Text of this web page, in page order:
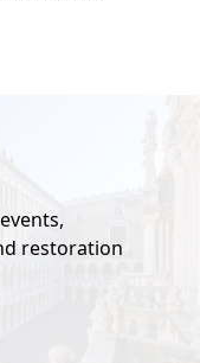
restoration